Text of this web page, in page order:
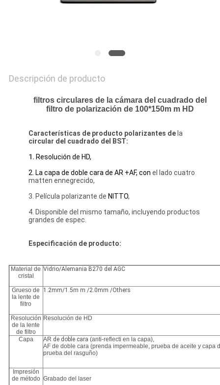
Descripción de producto
filtros circulares de la cámara del cuadrado del
filtro de polarización de 100*150m m HD
Características de producto polarizantes dela
circular del cuadrado del BST:
1. Resolución de HD,
2. La capa de doble cara de AR +AF, con el lado cuatro
matten ennegrecido,
3. Película polarizante de NITTO,
4. Disponible del mismo tamaño, incluyendo productos
grandes de espec.
Especificación de producto:
Material de
cristal
Vidrio/Alemania B270 del AGC
Grueso de
la lente de
filtro
1.2mm/1.5m m /2.0mm /Others
Resolución
de la lente
de filtro
Resolución de HD
Capa AR de doble cara (anti-reflecti en la capa),
AF de doble cara (prenda impermeable, prueba de aceite y capa
prueba del rasguño)
Impresión
de método Grabado del laser